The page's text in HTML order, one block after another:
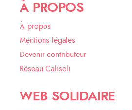
À PROPOS
À propos
Mentions légales
Devenir contributeur
Réseau Calisoli
WEB SOLIDAIRE